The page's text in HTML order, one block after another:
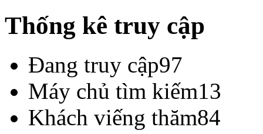
Thống kê truy cập
Đang truy cập97
Máy chủ tìm kiếm13
Khách viếng thăm84